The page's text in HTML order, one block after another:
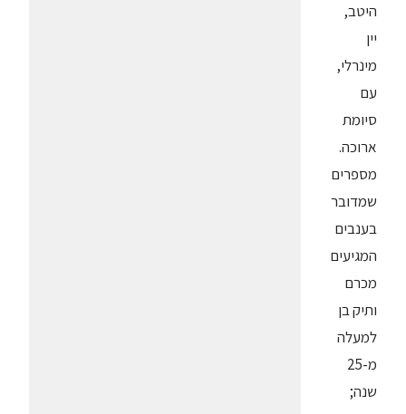
היטב,
יין
מינרלי,
עם
סיומת
ארוכה.
מספרים
שמדובר
בענבים
המגיעים
מכרם
ותיק בן
למעלה
מ-25
שנה;